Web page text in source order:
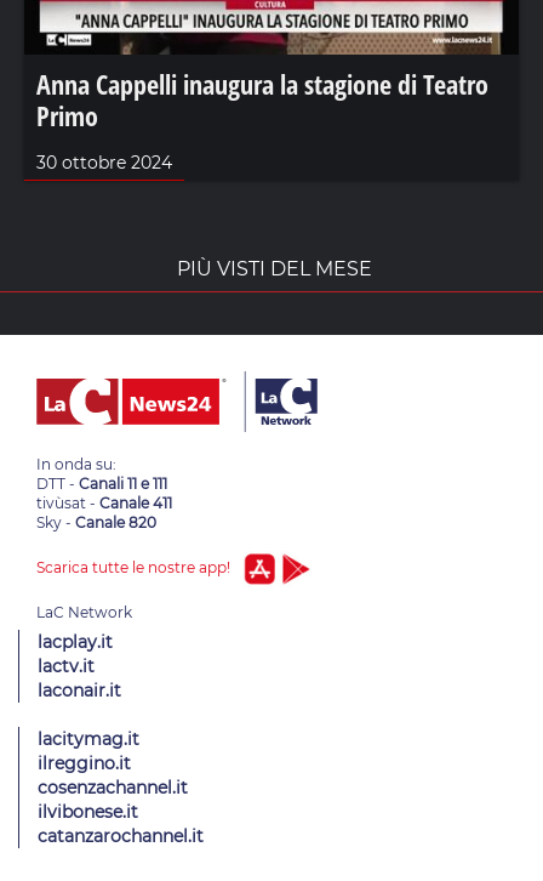
Anna Cappelli inaugura la stagione di Teatro
Primo
30 ottobre 2024
PIÙ VISTI DEL MESE
In onda su:
DTT - Canali 11 e 111
tivùsat - Canale 411
Sky - Canale 820
Scarica tutte le nostre app!
lacplay.it
lactv.it
laconair.it
lacitymag.it
ilreggino.it
cosenzachannel.it
ilvibonese.it
catanzarochannel.it